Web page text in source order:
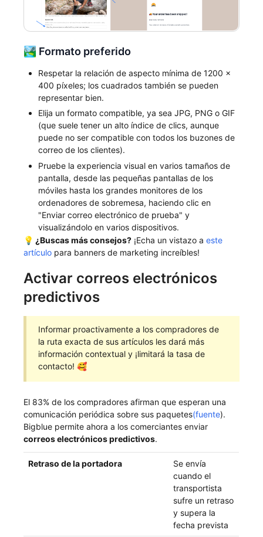
🏞️ Formato preferido
Respetar la relación de aspecto mínima de 1200 x
400 píxeles; los cuadrados también se pueden
representar bien.
Elija un formato compatible, ya sea JPG, PNG o GIF
(que suele tener un alto índice de clics, aunque
puede no ser compatible con todos los buzones de
correo de los clientes).
Pruebe la experiencia visual en varios tamaños de
pantalla, desde las pequeñas pantallas de los
móviles hasta los grandes monitores de los
ordenadores de sobremesa, haciendo clic en
"Enviar correo electrónico de prueba" y
visualizándolo en varios dispositivos.
💡 ¿Buscas más consejos? ¡Echa un vistazo aeste
artículo para banners de marketing increíbles!
Activar correos electrónicos
predictivos
Informar proactivamente a los compradores de
la ruta exacta de sus artículos les dará más
información contextual y ¡limitará la tasa de
contacto! 🥰
El 83% de los compradores afirman que esperan una
comunicación periódica sobre sus paquetes(fuente).
Bigblue permite ahora a los comerciantes enviar
correos electrónicos predictivos.
Retraso de la portadora
Se envía
cuando el
transportista
sufre un retraso
y supera la
fecha prevista